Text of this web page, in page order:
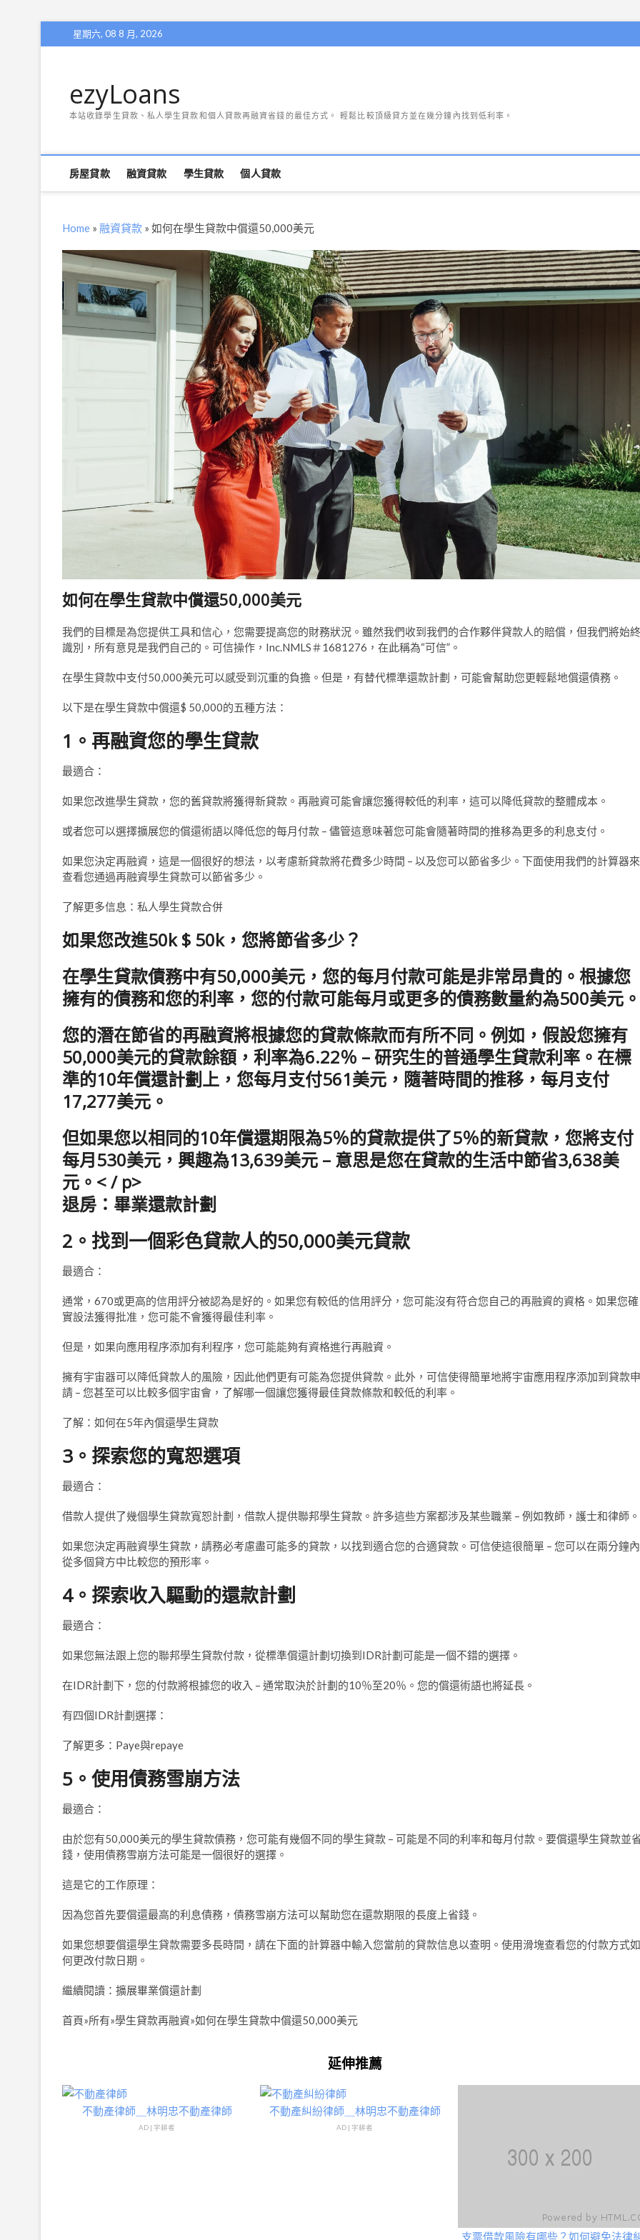
to
星期六, 08 8 月, 2026
ezyLoans
本站收錄學生貸款、私人學生貸款和個人貸款再融資省錢的最佳方式。 輕鬆比較頂級貸方並在幾分鐘內找到低利率。
房屋貸款 融資貸款 學生貸款 個人貸款
Home » 融資貸款 » 如何在學生貸款中償還50,000美元
如何在學生貸款中償還50,000美元
我們的目標是為您提供工具和信心，您需要提高您的財務狀況。雖然我們收到我們的合作夥伴貸款人的賠償，但我們將始終
識別，所有意見是我們自己的。可信操作，Inc.NMLS＃1681276，在此稱為“可信”。
在學生貸款中支付50,000美元可以感受到沉重的負擔。但是，有替代標準還款計劃，可能會幫助您更輕鬆地償還債務。
以下是在學生貸款中償還$ 50,000的五種方法：
1。再融資您的學生貸款
最適合：
如果您改進學生貸款，您的舊貸款將獲得新貸款。再融資可能會讓您獲得較低的利率，這可以降低貸款的整體成本。
或者您可以選擇擴展您的償還術語以降低您的每月付款 – 儘管這意味著您可能會隨著時間的推移為更多的利息支付。
如果您決定再融資，這是一個很好的想法，以考慮新貸款將花費多少時間 – 以及您可以節省多少。下面使用我們的計算器來
查看您通過再融資學生貸款可以節省多少。
了解更多信息：私人學生貸款合併
如果您改進50k $ 50k，您將節省多少？
在學生貸款債務中有50,000美元，您的每月付款可能是非常昂貴的。根據您
擁有的債務和您的利率，您的付款可能每月或更多的債務數量約為500美元。
您的潛在節省的再融資將根據您的貸款條款而有所不同。例如，假設您擁有
50,000美元的貸款餘額，利率為6.22％ – 研究生的普通學生貸款利率。在標
準的10年償還計劃上，您每月支付561美元，隨著時間的推移，每月支付
17,277美元。
但如果您以相同的10年償還期限為5％的貸款提供了5％的新貸款，您將支付
每月530美元，興趣為13,639美元 – 意思是您在貸款的生活中節省3,638美
元。< / p>
退房：畢業還款計劃
2。找到一個彩色貸款人的50,000美元貸款
最適合：
通常，670或更高的信用評分被認為是好的。如果您有較低的信用評分，您可能沒有符合您自己的再融資的資格。如果您確
實設法獲得批准，您可能不會獲得最佳利率。
但是，如果向應用程序添加有利程序，您可能能夠有資格進行再融資。
擁有宇宙器可以降低貸款人的風險，因此他們更有可能為您提供貸款。此外，可信使得簡單地將宇宙應用程序添加到貸款申
請 – 您甚至可以比較多個宇宙會，了解哪一個讓您獲得最佳貸款條款和較低的利率。
了解：如何在5年內償還學生貸款
3。探索您的寬恕選項
最適合：
借款人提供了幾個學生貸款寬恕計劃，借款人提供聯邦學生貸款。許多這些方案都涉及某些職業 – 例如教師，護士和律師。
如果您決定再融資學生貸款，請務必考慮盡可能多的貸款，以找到適合您的合適貸款。可信使這很簡單 – 您可以在兩分鐘內
從多個貸方中比較您的預形率。
4。探索收入驅動的還款計劃
最適合：
如果您無法跟上您的聯邦學生貸款付款，從標準償還計劃切換到IDR計劃可能是一個不錯的選擇。
在IDR計劃下，您的付款將根據您的收入 – 通常取決於計劃的10％至20％。您的償還術語也將延長。
有四個IDR計劃選擇：
了解更多：Paye與repaye
5。使用債務雪崩方法
最適合：
由於您有50,000美元的學生貸款債務，您可能有幾個不同的學生貸款 – 可能是不同的利率和每月付款。要償還學生貸款並
錢，使用債務雪崩方法可能是一個很好的選擇。
這是它的工作原理：
因為您首先要償還最高的利息債務，債務雪崩方法可以幫助您在還款期限的長度上省錢。
如果您想要償還學生貸款需要多長時間，請在下面的計算器中輸入您當前的貸款信息以查明。使用滑塊查看您的付款方式如
何更改付款日期。
繼續閱讀：擴展畢業償還計劃
首頁»所有»學生貸款再融資»如何在學生貸款中償還50,000美元
延伸推薦
不動產律師＿林明忠不動產律師
AD | 字耕者
不動產糾紛律師＿林明忠不動產律師
AD | 字耕者
支票借款風險有哪些？如何避免法律